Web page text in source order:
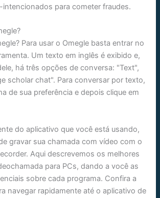
intencionados para cometer fraudes.
Para usar o Omegle basta entrar no
Um texto em inglês é exibido e,
há três opções de conversa: "Text",
scholar chat". Para conversar por texto,
de sua preferência e depois clique em
do aplicativo que você está usando,
gravar sua chamada com vídeo com o
Aqui descrevemos os melhores
para PCs, dando a você as
sobre cada programa. Confira a
navegar rapidamente até o aplicativo de